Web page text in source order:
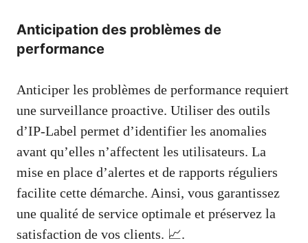
Anticipation des problèmes de
performance
Anticiper les problèmes de performance requiert
une surveillance proactive. Utiliser des outils
d’IP-Label permet d’identifier les anomalies
avant qu’elles n’affectent les utilisateurs. La
mise en place d’alertes et de rapports réguliers
facilite cette démarche. Ainsi, vous garantissez
une qualité de service optimale et préservez la
satisfaction de vos clients. 📈.